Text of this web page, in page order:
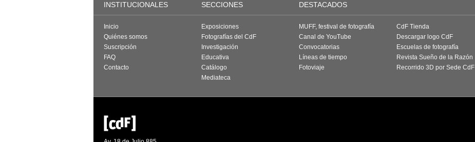
INSTITUCIONALES SECCIONES DESTACADOS
Inicio
Quiénes somos
Suscripción
FAQ
Contacto
Exposiciones
Fotografías del CdF
Investigación
Educativa
Catálogo
Mediateca
MUFF, festival de fotografía
Canal de YouTube
Convocatorias
Líneas de tiempo
Fotoviaje
CdF Tienda
Descargar logo CdF
Escuelas de fotografía
Revista Sueño de la Razón
Recorrido 3D por Sede CdF